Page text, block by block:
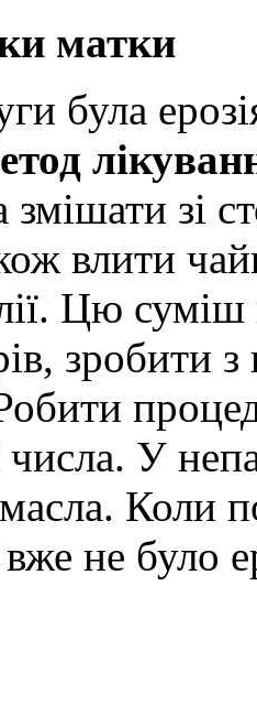
матки
була
змішати зі
влити
Цю
зробити
числа. У
Коли
не було